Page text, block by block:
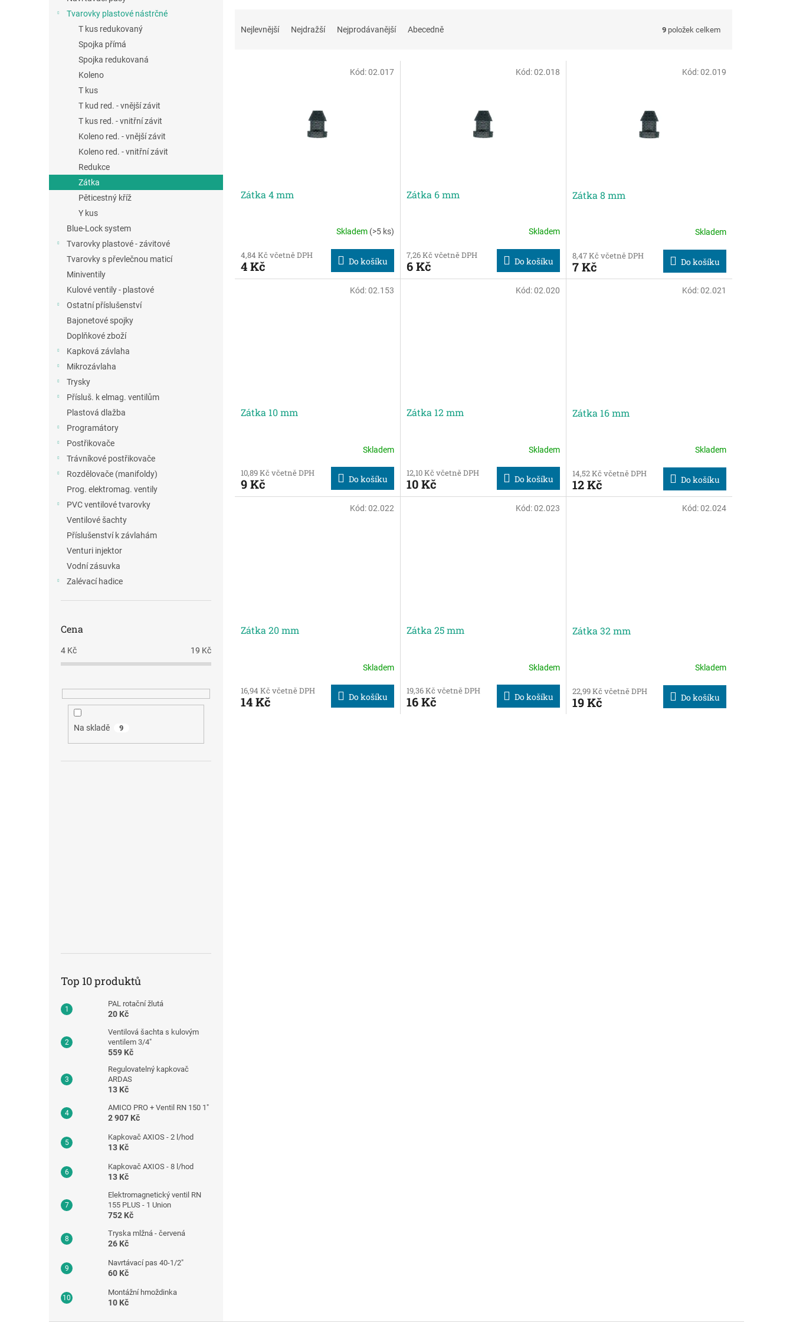
Tvarovky plastové nástrčné
T kus redukovaný
Spojka přímá
Spojka redukovaná
Koleno
T kus
T kud red. - vnější závit
T kus red. - vnitřní závit
Koleno red. - vnější závit
Koleno red. - vnitřní závit
Redukce
Zátka
Pěticestný kříž
Y kus
Blue-Lock system
Tvarovky plastové - závitové
Tvarovky s převlečnou maticí
Miniventily
Kulové ventily - plastové
Ostatní příslušenství
Bajonetové spojky
Doplňkové zboží
Kapková závlaha
Mikrozávlaha
Trysky
Přísluš. k elmag. ventilům
Plastová dlažba
Programátory
Postřikovače
Trávníkové postřikovače
Rozdělovače (manifoldy)
Prog. elektromag. ventily
PVC ventilové tvarovky
Ventilové šachty
Příslušenství k závlahám
Venturi injektor
Vodní zásuvka
Zalévací hadice
Cena
4 Kč 19 Kč
Na skladě 9
Top 10 produktů
PAL rotační žlutá
20 Kč
Ventilová šachta s kulovým
ventilem 3/4"
559 Kč
Regulovatelný kapkovač
ARDAS
13 Kč
AMICO PRO + Ventil RN 150 1"
2 907 Kč
Kapkovač AXIOS - 2 l/hod
13 Kč
Kapkovač AXIOS - 8 l/hod
13 Kč
Elektromagnetický ventil RN
155 PLUS - 1 Union
752 Kč
Tryska mlžná - červená
26 Kč
Navrtávací pas 40-1/2"
60 Kč
Montážní hmoždinka
10 Kč
Nejlevnější Nejdražší Nejprodávanější Abecedně 9 položek celkem
kZátka 4 mm
Skladem (>5 ks)
4,84 Kč včetně DPH
4 Kč Do košíku
Kód:02.017
Zátka 6 mm
Skladem
7,26 Kč včetně DPH
6 Kč Do košíku
Kód:02.018
Zátka 8 mm
Skladem
8,47 Kč včetně DPH
7 Kč Do košíku
Kód:02.019
Zátka 10 mm
Skladem
10,89 Kč včetně DPH
9 Kč Do košíku
Kód:02.153
Zátka 12 mm
Skladem
12,10 Kč včetně DPH
10 Kč Do košíku
Kód:02.020
Zátka 16 mm
Skladem
14,52 Kč včetně DPH
12 Kč Do košíku
Kód:02.021
Zátka 20 mm
produktu
je
Skladem
16,94 Kč včetně DPH
14 Kč Do košíku
Kód:02.022
Zátka 25 mm
Skladem
19,36 Kč včetně DPH
16 Kč Do košíku
Kód:02.023
Zátka 32 mm
Skladem
22,99 Kč včetně DPH
19 Kč Do košíku
Kód:02.024